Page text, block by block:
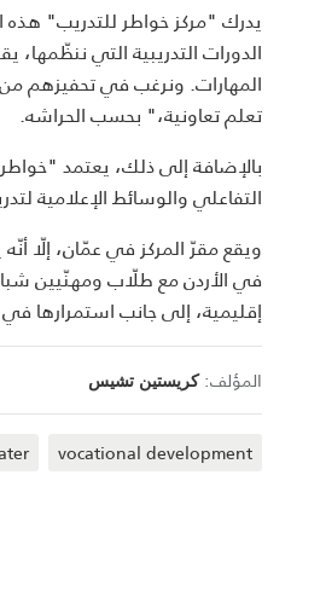
يدرك "مركز خواطر للتدريب" هذه
الدورات التدريبية التي
المهارات. ونرغب في تحفيزهم
تعلم تعاونية،" بحسب الحراشه.
بالإضافة إلى ذلك، يعتمد
التفاعلي والوسائط الإعلامية
ويقع مقرّ المركز في عمّان، إلّا
في الأردن مع طلّاب ومهنّيين
إقليمية، إلى جانب استمرارها في
المؤلف:كريستين تشيس
vocational development